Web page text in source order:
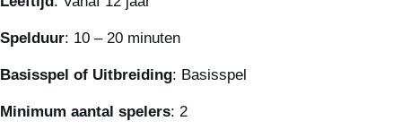
Spelduur: 10 – 20 minuten
Basisspel of Uitbreiding: Basisspel
Minimum aantal spelers: 2